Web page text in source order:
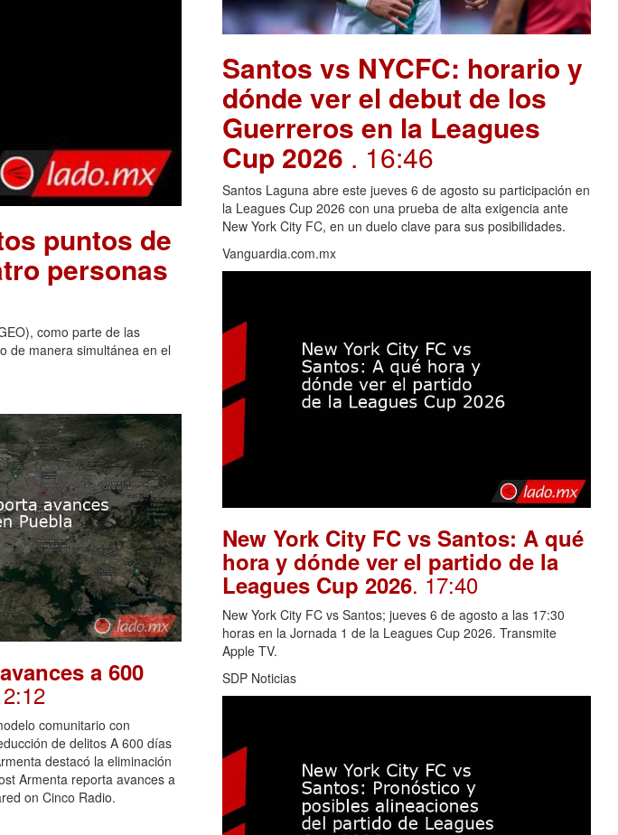
puntos de
personas
como parte de las
de manera simultánea en el
a 600
comunitario con
de delitos A 600 días
destacó la eliminación
Armenta reporta avances a
on Cinco Radio.
Santos vs NYCFC: horario y
dónde ver el debut de los
Guerreros en la Leagues
Cup 2026 . 16:46
Santos Laguna abre este jueves 6 de agosto su participación en
la Leagues Cup 2026 con una prueba de alta exigencia ante
New York City FC, en un duelo clave para sus posibilidades.
Vanguardia.com.mx
New York City FC vs Santos: A qué
hora y dónde ver el partido de la
Leagues Cup 2026. 17:40
New York City FC vs Santos; jueves 6 de agosto a las 17:30
horas en la Jornada 1 de la Leagues Cup 2026. Transmite
Apple TV.
SDP Noticias